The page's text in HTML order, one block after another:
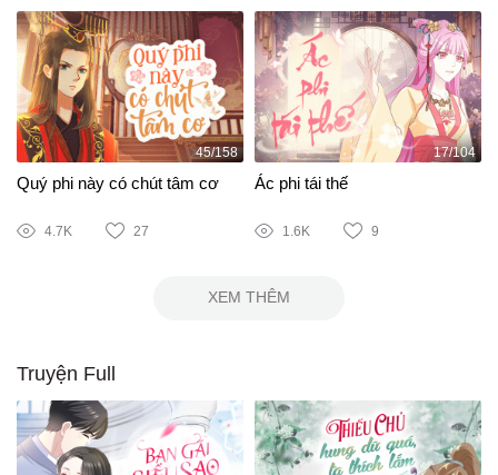
45/158
Quý phi này có chút tâm cơ
4.7K 27
17/104
Ác phi tái thế
1.6K 9
XEM THÊM
Truyện Full